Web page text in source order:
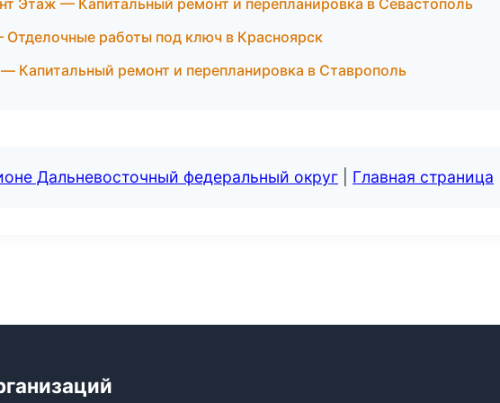
Этаж — Капитальный ремонт и перепланировка в Севастополь
работы под ключ в Красноярск
Капитальный ремонт и перепланировка в Ставрополь
Дальневосточный федеральный округ Главная страница